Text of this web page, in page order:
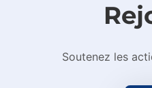
Soutenez les